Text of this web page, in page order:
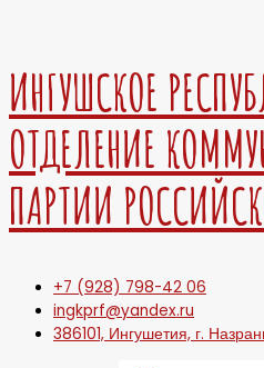
ИНГУШСКОЕ
ОТДЕЛЕНИЕ
ПАРТИИ
+7 (928) 798-42 06
ingkprf@yandex.ru
386101, Ингушетия, г.